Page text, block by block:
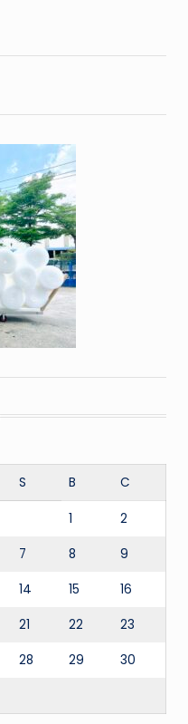
S B C
1 2
7 8 9
14 15 16
21 22 23
28 29 30